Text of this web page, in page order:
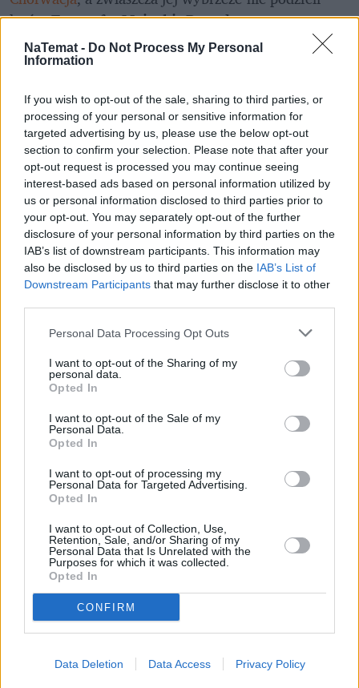
NaTemat - Do Not Process My Personal
Information
If you wish to opt-out of the sale, sharing to third parties, or
processing of your personal or sensitive information for
targeted advertising by us, please use the below opt-out
section to confirm your selection. Please note that after your
opt-out request is processed you may continue seeing
interest-based ads based on personal information utilized by
us or personal information disclosed to third parties prior to
your opt-out. You may separately opt-out of the further
disclosure of your personal information by third parties on the
IAB’s list of downstream participants. This information may
also be disclosed by us to third parties on the IAB’s List of
Downstream Participants that may further disclose it to other
Personal Data Processing Opt Outs
I want to opt-out of the Sharing of my
personal data.
Opted In
I want to opt-out of the Sale of my
Personal Data.
Opted In
I want to opt-out of processing my
Personal Data for Targeted Advertising.
Opted In
I want to opt-out of Collection, Use,
Retention, Sale, and/or Sharing of my
Personal Data that Is Unrelated with the
Purposes for which it was collected.
Opted In
CONFIRM
Data Deletion Data Access Privacy Policy
losów Teneryfy, Majorki, Barcelony, czy
Wenecji. Wszędzie tam masowa turystyka dała
się bardzo we znaki miejscowej ludności
, przez
zmian i ograniczeń.
Na Teneryfie ma powstać specjalne prawo, które
bardzo mocno uderzy w osoby wynajmujące
mieszkania dla turystów. Ich liczba ma być bowiem
drastycznie ograniczona. Barcelona zdecydowała
natomiast, że nie będzie wystawiała nowych
licencji na wynajem mieszkań, a dodatkowo nie
przedłuży tych już obowiązujących.